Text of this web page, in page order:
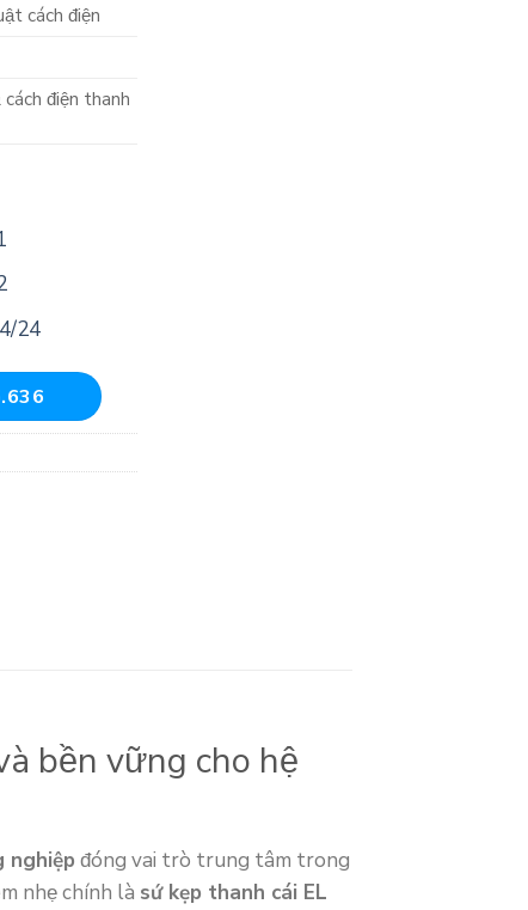
cách điện
cách điện thanh
24
bền vững cho hệ
nghiệp đóng vai trò trung tâm trong
nhẹ chính là sứ kẹp thanh cái EL